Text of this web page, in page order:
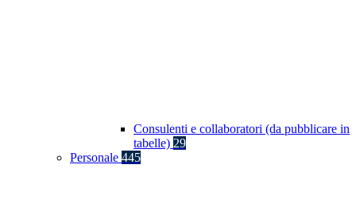
Consulenti e collaboratori (da pubblicare in
tabelle) 29
Personale 445